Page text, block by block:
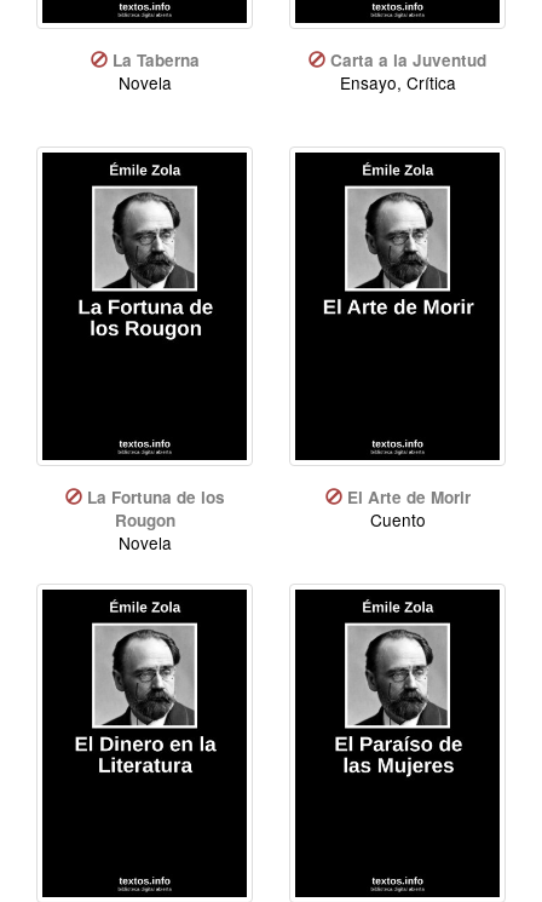
La Taberna
Novela
Carta a la Juventud
Ensayo, Crítica
La Fortuna de los
Rougon
Novela
El Arte de Morir
Cuento